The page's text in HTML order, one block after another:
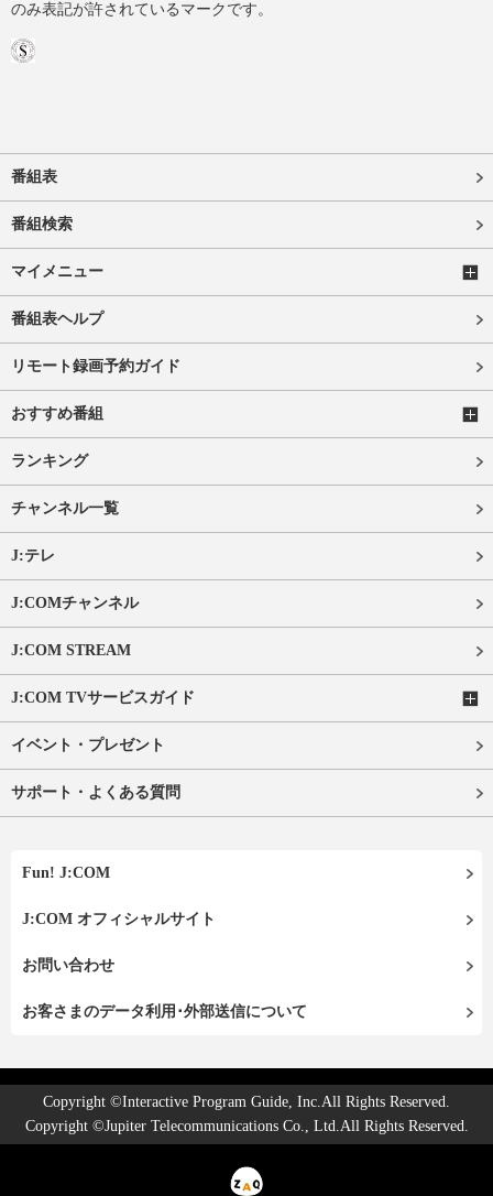
のみ表記が許されているマークです。
番組表
番組検索
マイメニュー
番組表ヘルプ
リモート録画予約ガイド
おすすめ番組
ランキング
チャンネル一覧
J:テレ
J:COMチャンネル
J:COM STREAM
J:COM TVサービスガイド
イベント・プレゼント
サポート・よくある質問
Fun! J:COM
J:COM オフィシャルサイト
お問い合わせ
お客さまのデータ利用･外部送信について
Copyright ©Interactive Program Guide, Inc.All Rights Reserved.
Copyright ©Jupiter Telecommunications Co., Ltd.All Rights Reserved.